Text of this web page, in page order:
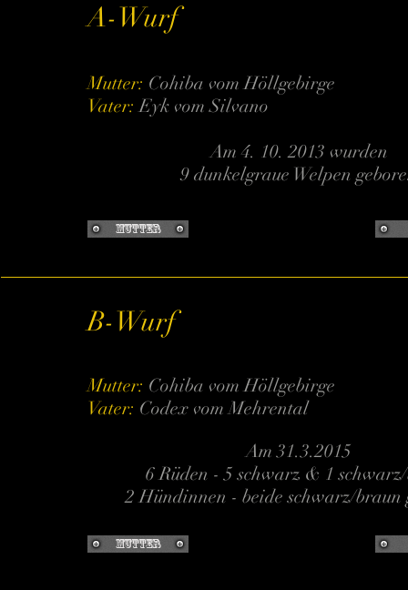
A-Wurf
Mutter: Cohiba vom Höllgebirge
Vater: Eyk vom Silvano
Am 4. 10. 2013 wurden
9 dunkelgraue Welpen
Mutter
B-Wurf
Mutter: Cohiba vom Höllgebirge
Vater: Codex vom Mehrental
Am 31.3.2015
6 Rüden - 5 schwarz & 1
2 Hündinnen - beide schwarz/braun
Mutter